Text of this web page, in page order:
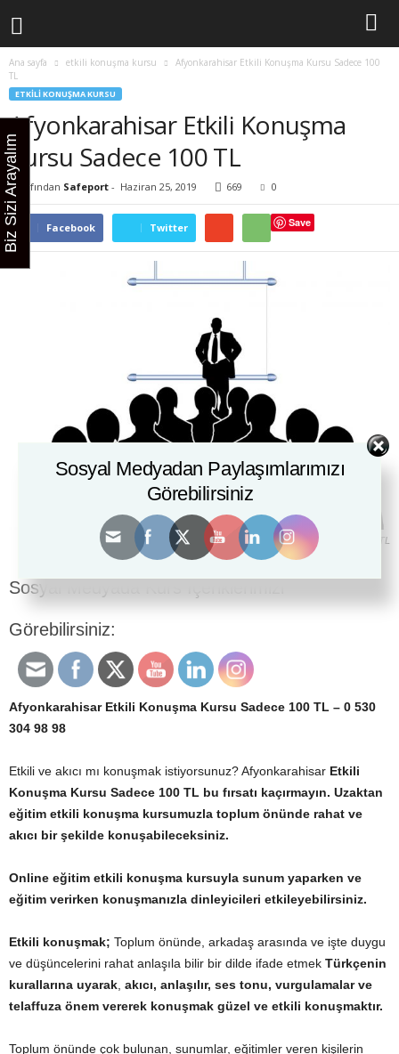
Ana sayfa etkili konuşma kursu
Afyonkarahisar Etkili Konuşma Kursu Sadece 100
TL
ETKILI KONUŞMA KURSU
Afyonkarahisar Etkili Konuşma
Kursu Sadece 100 TL
Tarafından Safeport - Haziran 25, 2019 669 0
Facebook Twitter Save
Afyonkarahisar Etkili Konuşma Kursu Sadece 100 TL
Sosyal Medyada Kurs İçeriklerimizi
Görebilirsiniz:
Afyonkarahisar Etkili Konuşma Kursu Sadece 100 TL – 0 530
304 98 98
Etkili ve akıcı mı konuşmak istiyorsunuz? Afyonkarahisar Etkili
Konuşma Kursu Sadece 100 TL bu fırsatı kaçırmayın. Uzaktan
eğitim etkili konuşma kursumuzla toplum önünde rahat ve
akıcı bir şekilde konuşabileceksiniz.
Online eğitim etkili konuşma kursuyla sunum yaparken ve
eğitim verirken konuşmanızla dinleyicileri etkileyebilirsiniz.
Etkili konuşmak; Toplum önünde, arkadaş arasında ve işte duygu
ve düşüncelerini rahat anlaşıla bilir bir dilde ifade etmek Türkçenin
kurallarına uyarak akıcı, anlaşılır, ses tonu, vurgulamalar ve
telaffuza önem vererek konuşmak güzel ve etkili konuşmaktır.
Toplum önünde çok bulunan, sunumlar, eğitimler veren kişilerin
Sosyal Medyadan Paylaşımlarımızı
Görebilirsiniz
Biz Sizi Arayalım